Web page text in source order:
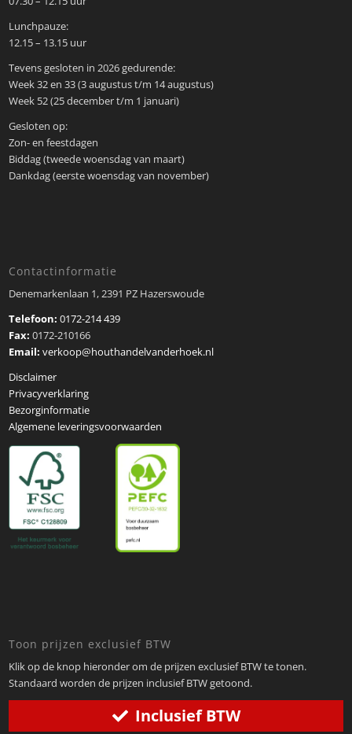
Lunchpauze:
12.15 – 13.15 uur
Tevens gesloten in 2026 gedurende:
Week 32 en 33 (3 augustus t/m 14 augustus)
Week 52 (25 december t/m 1 januari)
Gesloten op:
Zon- en feestdagen
Biddag (tweede woensdag van maart)
Dankdag (eerste woensdag van november)
Contactinformatie
Denemarkenlaan 1, 2391 PZ Hazerswoude
Telefoon:0172-214 439
Fax:0172-210166
Email: verkoop@houthandelvanderhoek.nl
Disclaimer
Privacyverklaring
Bezorginformatie
Algemene leveringsvoorwaarden
Toon prijzen exclusief BTW
Klik op de knop hieronder om de prijzen exclusief BTW te tonen.
Standaard worden de prijzen inclusief BTW getoond.
Inclusief BTW